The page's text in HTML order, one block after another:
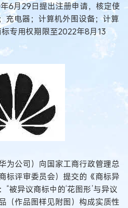
6月29日提出注册申请，核定使
充电器；计算机外围设备；计算
专用权期限至2022年8月13
为公司）向国家工商行政管理总
标评审委员会）提交的《商标异
被异议商标中的‘花图形’与异议
（作品图样见附图）构成实质性